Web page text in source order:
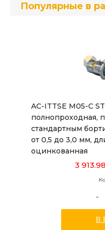
Популярные в
AC-ITTSE M05-C
полнопроходная,
стандартным
от 0,5 до 3,0 мм,
оцинкованная
3
-
В